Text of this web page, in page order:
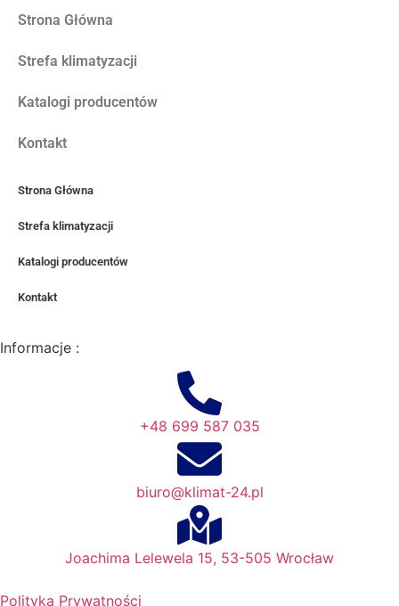
Strona Główna
Strefa klimatyzacji
Katalogi producentów
Kontakt
Strona Główna
Strefa klimatyzacji
Katalogi producentów
Kontakt
Informacje :
+48 699 587 035
biuro@klimat-24.pl
Joachima Lelewela 15, 53-505 Wrocław
Polityka Prywatności